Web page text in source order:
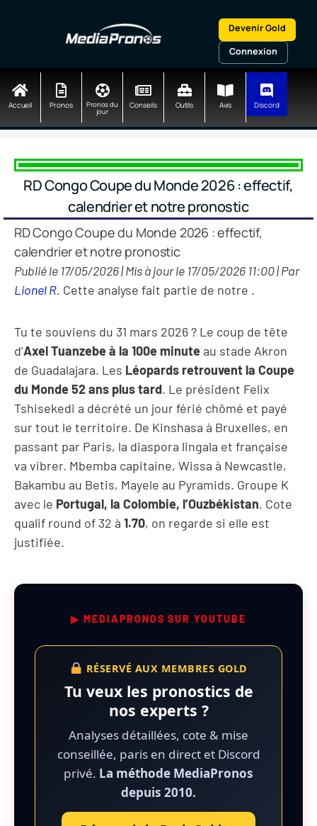
Devenir Gold
Connexion
Accueil Pronos Pronos du
jour
Conseils Outils Avis Discord
RD Congo Coupe du Monde 2026 : effectif,
calendrier et notre pronostic
RD Congo Coupe du Monde 2026 : effectif,
calendrier et notre pronostic
Publié le 17/05/2026 | Mis à jour le 17/05/2026 11:00 | Par
Lionel R. Cette analyse fait partie de notre .
Tu te souviens du 31 mars 2026 ? Le coup de tête
d’Axel Tuanzebe à la 100e minute au stade Akron
de Guadalajara. Les Léopards retrouvent la Coupe
du Monde 52 ans plus tard. Le président Felix
Tshisekedi a décrété un jour férié chômé et payé
sur tout le territoire. De Kinshasa à Bruxelles, en
passant par Paris, la diaspora lingala et française
va vibrer. Mbemba capitaine, Wissa à Newcastle,
Bakambu au Betis, Mayele au Pyramids. Groupe K
avec le Portugal, la Colombie, l’Ouzbékistan. Cote
qualif round of 32 à 1.70, on regarde si elle est
justifiée.
Verdict
▶ MEDIAPRONOS SUR YOUTUBE
RÉSERVÉ AUX MEMBRES GOLD
Tu veux les pronostics de
nos experts ?
Analyses détaillées, cote & mise
conseillée, paris en direct et Discord
privé. La méthode MediaPronos
depuis 2010.